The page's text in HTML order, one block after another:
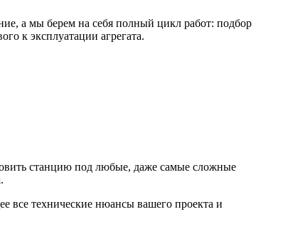
а мы берем на себя полный цикл работ: подбор
к эксплуатации агрегата.
станцию под любые, даже самые сложные
все технические нюансы вашего проекта и